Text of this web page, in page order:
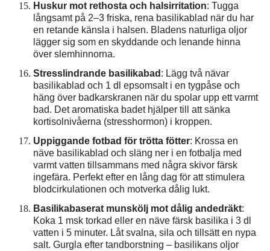
Huskur mot rethosta och halsirritation: Tugga
långsamt på 2–3 friska, rena basilikablad när du har
en retande känsla i halsen. Bladens naturliga oljor
lägger sig som en skyddande och lenande hinna
över slemhinnorna.
Stresslindrande basilikabad : Lägg två nävar
basilikablad och 1 dl epsomsalt i en tygpåse och
häng över badkarskranen när du spolar upp ett varmt
bad. Det aromatiska badet hjälper till att sänka
kortisolnivåerna (stresshormon) i kroppen.
Uppiggande fotbad för trötta fötter: Krossa en
näve basilikablad och släng ner i en fotbalja med
varmt vatten tillsammans med några skivor färsk
ingefära. Perfekt efter en lång dag för att stimulera
blodcirkulationen och motverka dålig lukt.
Basilikabaserat munskölj mot dålig andedräkt:
Koka 1 msk torkad eller en näve färsk basilika i 3 dl
vatten i 5 minuter. Låt svalna, sila och tillsätt en nypa
salt. Gurgla efter tandborstning – basilikans oljor